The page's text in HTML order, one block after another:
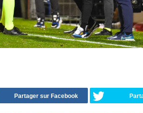
Partager sur Facebook